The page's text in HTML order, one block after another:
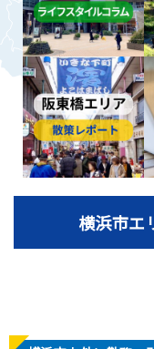
横浜市エ